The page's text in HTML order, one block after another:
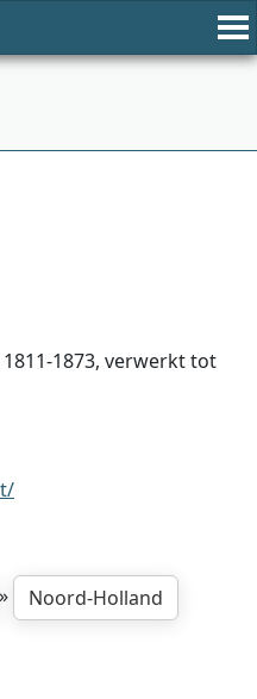
1873, verwerkt tot
» Noord-Holland